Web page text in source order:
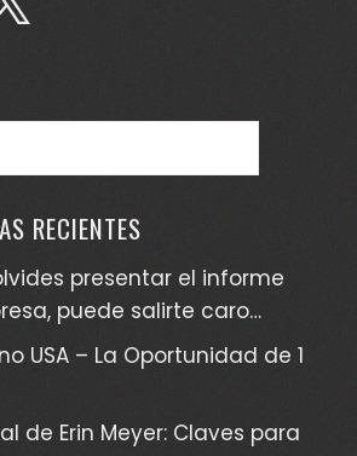
RECIENTES
olvides presentar el informe
puede salirte caro…
USA – La Oportunidad de 1
de Erin Meyer: Claves para